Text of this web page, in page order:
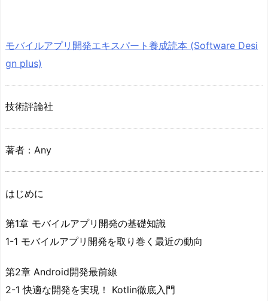
モバイルアプリ開発エキスパート養成読本 (Software Desi
gn plus)
技術評論社
著者：Any
はじめに
第1章 モバイルアプリ開発の基礎知識
1-1 モバイルアプリ開発を取り巻く最近の動向
第2章 Android開発最前線
2-1 快適な開発を実現！ Kotlin徹底入門